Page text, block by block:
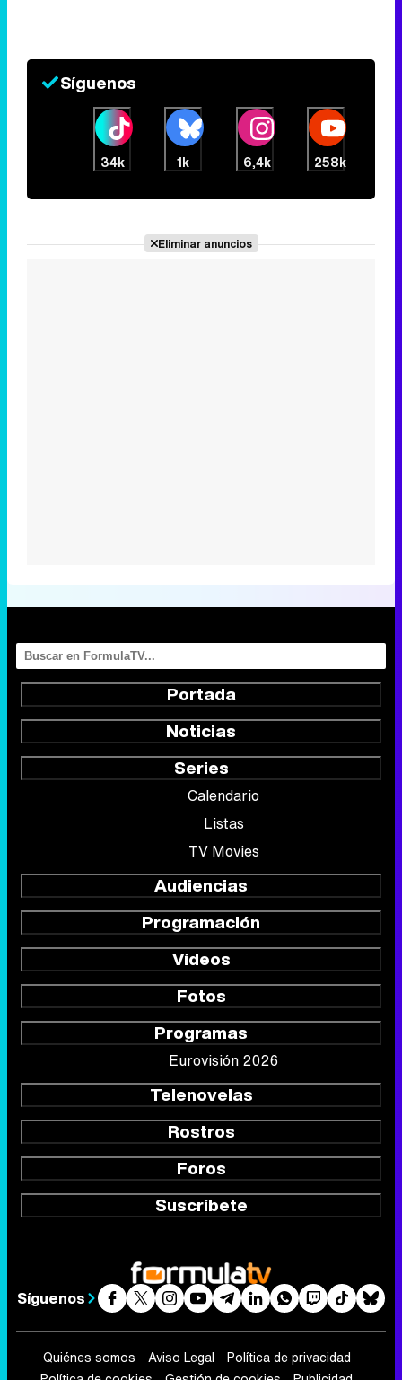
Síguenos
34k 1k 6,4k 258k
Eliminar anuncios
Portada
Noticias
Series
Calendario
Listas
TV Movies
Audiencias
Programación
Vídeos
Fotos
Programas
Eurovisión 2026
Telenovelas
Rostros
Foros
Suscríbete
Síguenos
Quiénes somos Aviso Legal
Política de privacidad